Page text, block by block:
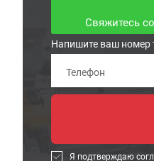
Свяжитесь
Напишите ваш номер
Я подтверждаю